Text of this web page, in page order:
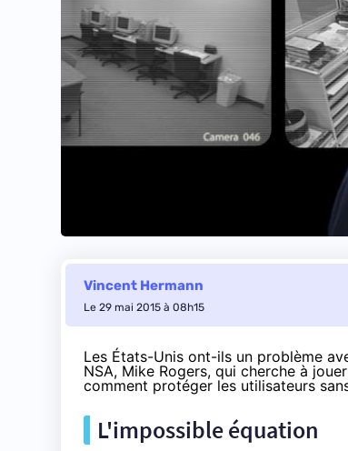
Vincent Hermann
Le 29 mai 2015 à 08h15
Les États-Unis ont-ils un problème
NSA, Mike Rogers, qui cherche à
comment protéger les utilisateurs
L'impossible équation